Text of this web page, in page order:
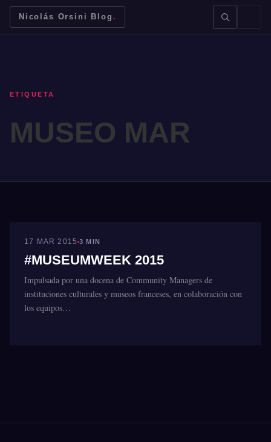
Nicolás Orsini Blog .
Mendoza Malbec Bodegas Jujuy
ETIQUETA
MUSEO MAR
MUNDO VINO
17 MAR 2015 3 MIN
#MUSEUMWEEK 2015
Impulsada por una docena de Community Managers de
instituciones culturales y museos franceses, en colaboración con
los equipos…